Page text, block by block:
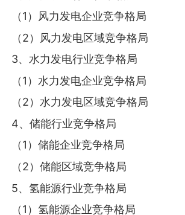
（1）风力发电企业竞争格局
（2）风力发电区域竞争格局
3、水力发电行业竞争格局
（1）水力发电企业竞争格局
（2）水力发电区域竞争格局
4、储能行业竞争格局
（1）储能企业竞争格局
（2）储能区域竞争格局
5、氢能源行业竞争格局
（1）氢能源企业竞争格局